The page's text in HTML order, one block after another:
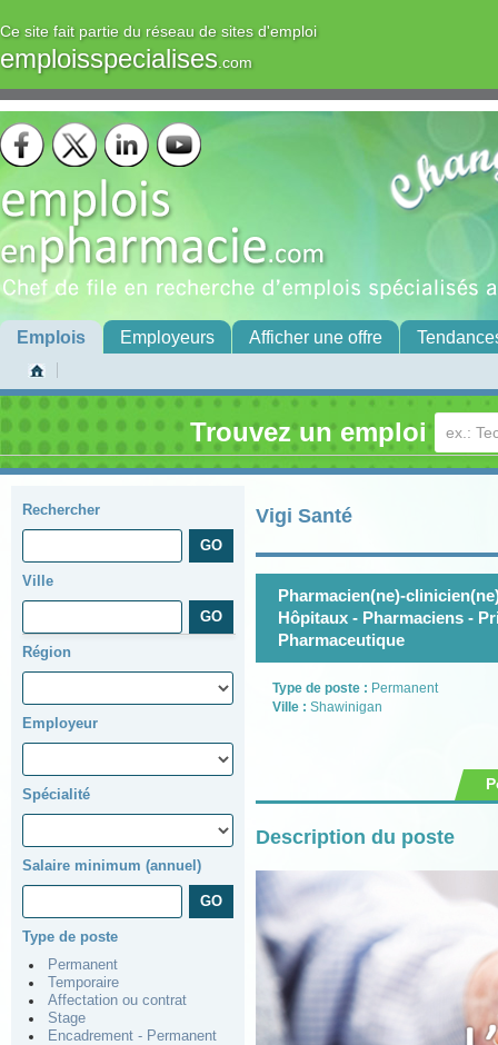
Ce site fait partie du réseau de sites d'emploi
emploisspecialises.com
Emplois Employeurs Afficher une offre
Trouvez un emploi
Rechercher
Ville
Région
Employeur
Spécialité
Salaire minimum (annuel)
Type de poste
Permanent
Temporaire
Affectation ou contrat
Stage
Encadrement - Permanent
Vigi Santé
Pharmacien(ne)-
Hôpitaux - Pharmaciens -
Pharmaceutique
Type de poste : Permanent
Ville : Shawinigan
Description du poste